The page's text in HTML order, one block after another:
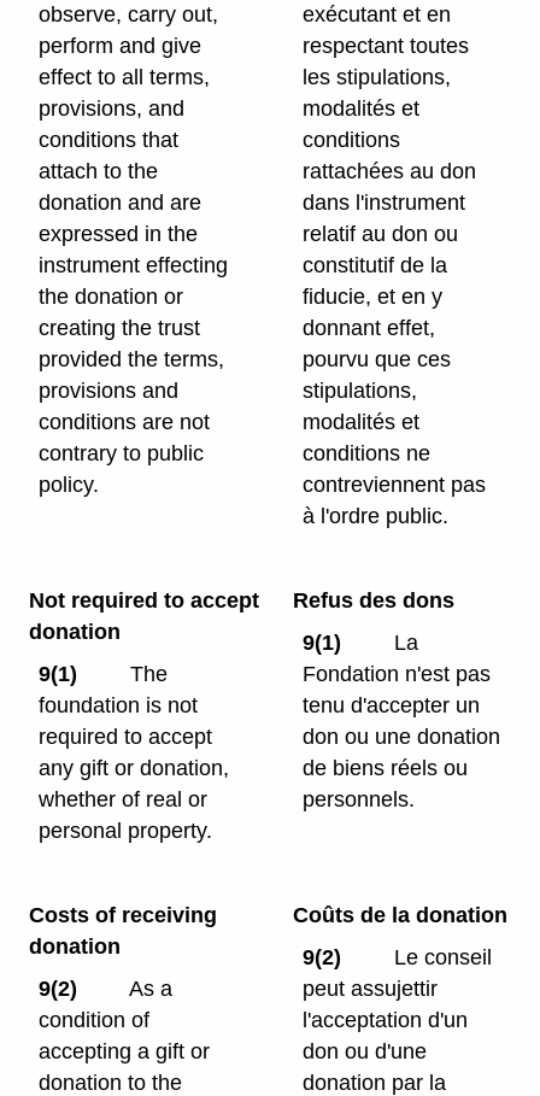
observe, carry out,
perform and give
effect to all terms,
provisions, and
conditions that
attach to the
donation and are
expressed in the
instrument effecting
the donation or
creating the trust
provided the terms,
provisions and
conditions are not
contrary to public
policy.
exécutant et en
respectant toutes
les stipulations,
modalités et
conditions
rattachées au don
dans l'instrument
relatif au don ou
constitutif de la
fiducie, et en y
donnant effet,
pourvu que ces
stipulations,
modalités et
conditions ne
contreviennent pas
à l'ordre public.
Not required to accept
donation
9(1)
The
foundation is not
required to accept
any gift or donation,
whether of real or
personal property.
Refus des dons
9(1)
La
Fondation n'est pas
tenu d'accepter un
don ou une donation
de biens réels ou
personnels.
Costs of receiving
donation
9(2)
As a
condition of
accepting a gift or
donation to the
Coûts de la donation
9(2)
Le conseil
peut assujettir
l'acceptation d'un
don ou d'une
donation par la